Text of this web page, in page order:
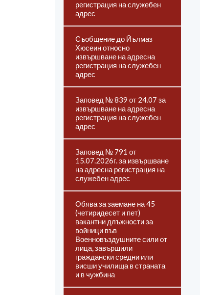
регистрация на служебен
адрес
Съобщение до Йълмаз
Хюсеин относно
извършване на адресна
регистрация на служебен
адрес
Заповед № 839 от 24.07 за
извършване на адресна
регистрация на служебен
адрес
Заповед № 791 от
15.07.2026г. за извършване
на адресна регистрация на
служебен адрес
Обява за заемане на 45
(четиридесет и пет)
вакантни длъжности за
войници във
Военновъздушните сили от
лица, завършили
граждански средни или
висши училища в страната
и в чужбина